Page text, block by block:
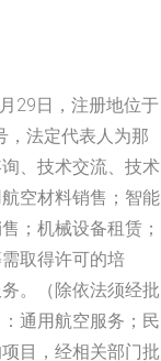
29日，注册地位于
，法定代表人为那
、技术交流、技术
空材料销售；智能
；机械设备租赁；
取得许可的培
。（除依法须经批
通用航空服务；民
目，经相关部门批